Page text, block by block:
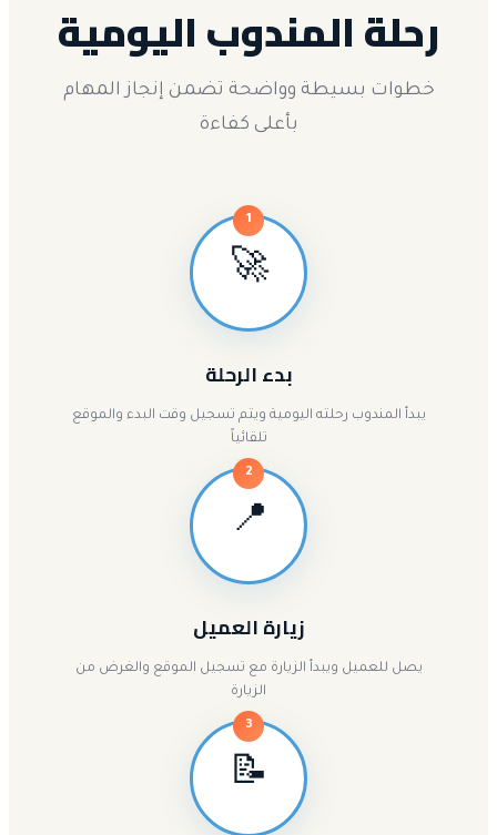
رحلة المندوب اليومية
خطوات بسيطة وواضحة تضمن إنجاز المهام
بأعلى كفاءة
1
🚀
بدء الرحلة
يبدأ المندوب رحلته اليومية ويتم تسجيل وقت البدء والموقع
تلقائياً
2
📍
زيارة العميل
يصل للعميل ويبدأ الزيارة مع تسجيل الموقع والغرض من
الزيارة
3
📝